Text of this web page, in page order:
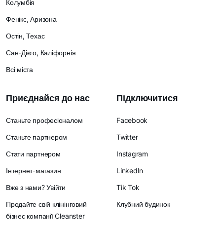
Колумбія
Фенікс, Аризона
Остін, Техас
Сан-Дієго, Каліфорнія
Всі міста
Приєднайся до нас
Станьте професіоналом
Станьте партнером
Стати партнером
Інтернет-магазин
Вже з нами? Увійти
Продайте свій клінінговий
бізнес компанії Cleanster
Підключитися
Facebook
Twitter
Instagram
LinkedIn
Tik Tok
Клубний будинок